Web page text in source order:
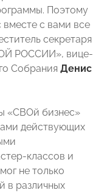
Поэтому
вместе с вами все
секретаря
РОССИИ», вице-
Собрания Денис
«СВОй бизнес»
действующих
классов и
не только
в различных